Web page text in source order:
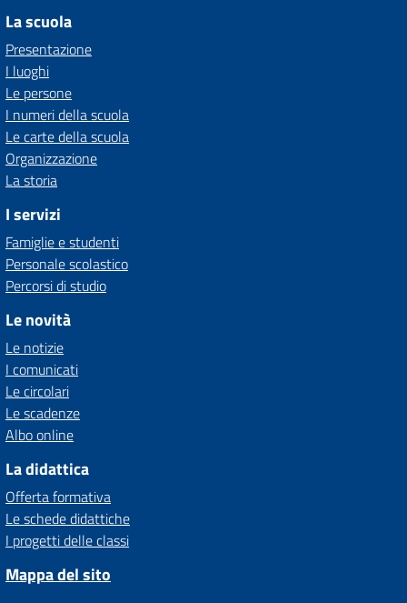
La scuola
Presentazione
I luoghi
Le persone
I numeri della scuola
Le carte della scuola
Organizzazione
La storia
I servizi
Famiglie e studenti
Personale scolastico
Percorsi di studio
Le novità
Le notizie
I comunicati
Le circolari
Le scadenze
Albo online
La didattica
Offerta formativa
Le schede didattiche
I progetti delle classi
Mappa del sito